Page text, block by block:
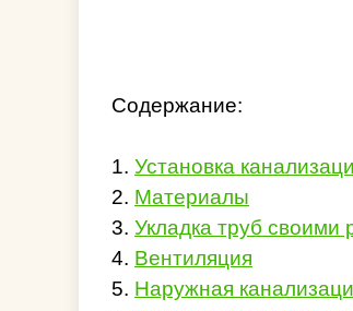
Содержание:
1. Установка
2. Материалы
3. Укладка труб своими
4. Вентиляция
5. Наружная